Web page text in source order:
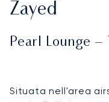
Zayed
Pearl Lounge –
Situata nell'area